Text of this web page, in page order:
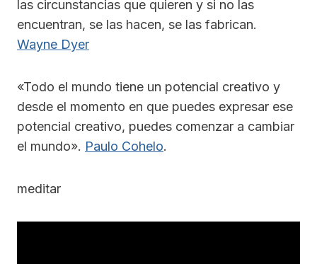
las circunstancias que quieren y si no las
encuentran, se las hacen, se las fabrican.
Wayne Dyer
«Todo el mundo tiene un potencial creativo y
desde el momento en que puedes expresar ese
potencial creativo, puedes comenzar a cambiar
el mundo». Paulo Cohelo.
meditar